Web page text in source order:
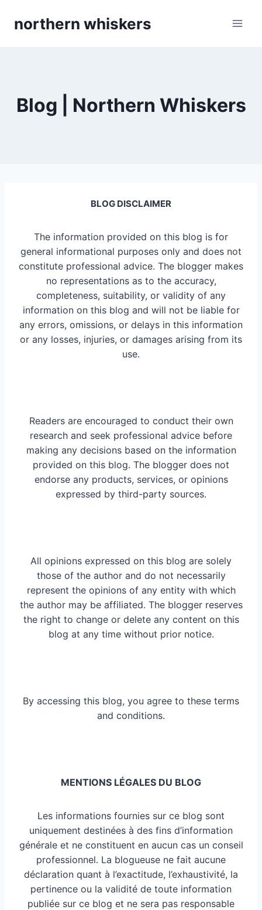
northern whiskers
Blog | Northern Whiskers
BLOG DISCLAIMER
The information provided on this blog is for
general informational purposes only and does not
constitute professional advice. The blogger makes
no representations as to the accuracy,
completeness, suitability, or validity of any
information on this blog and will not be liable for
any errors, omissions, or delays in this information
or any losses, injuries, or damages arising from its
use.
Readers are encouraged to conduct their own
research and seek professional advice before
making any decisions based on the information
provided on this blog. The blogger does not
endorse any products, services, or opinions
expressed by third-party sources.
All opinions expressed on this blog are solely
those of the author and do not necessarily
represent the opinions of any entity with which
the author may be affiliated. The blogger reserves
the right to change or delete any content on this
blog at any time without prior notice.
By accessing this blog, you agree to these terms
and conditions.
MENTIONS LÉGALES DU BLOG
Les informations fournies sur ce blog sont
uniquement destinées à des fins d’information
générale et ne constituent en aucun cas un conseil
professionnel. La blogueuse ne fait aucune
déclaration quant à l’exactitude, l’exhaustivité, la
pertinence ou la validité de toute information
publiée sur ce blog et ne sera pas responsable